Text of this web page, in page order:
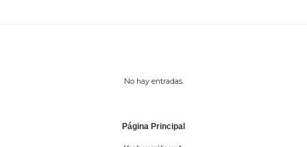
No hay entradas.
Página Principal